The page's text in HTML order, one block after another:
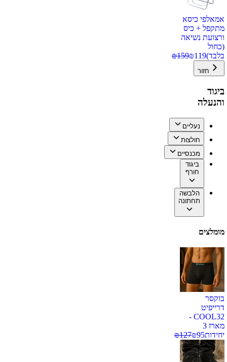
אמאלפי כיסא
מתקפל + כיס
ורצועת נשיאה
(כחול
בלבד)
₪119
₪159
חזור
ביגוד
והנעלה
נעליים
חולצות
מכנסיים
ביגוד
חורף
הלבשה
תחתונה
מומלצים
בוקסר
דרייפיט
COOL32 -
מארז 3
יחידות
₪95
₪127